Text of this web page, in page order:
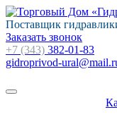
Поставщик
Заказать звонок
+7 (343) 382-01-83
gidroprivod-